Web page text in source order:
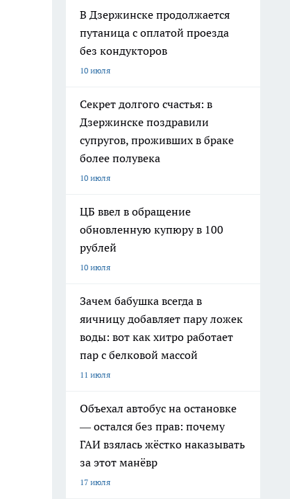
В Дзержинске продолжается
путаница с оплатой проезда
без кондукторов
10 июля
Секрет долгого счастья: в
Дзержинске поздравили
супругов, проживших в браке
более полувека
10 июля
ЦБ ввел в обращение
обновленную купюру в 100
рублей
10 июля
Зачем бабушка всегда в
яичницу добавляет пару ложек
воды: вот как хитро работает
пар с белковой массой
11 июля
Объехал автобус на остановке
— остался без прав: почему
ГАИ взялась жёстко наказывать
за этот манёвр
17 июля